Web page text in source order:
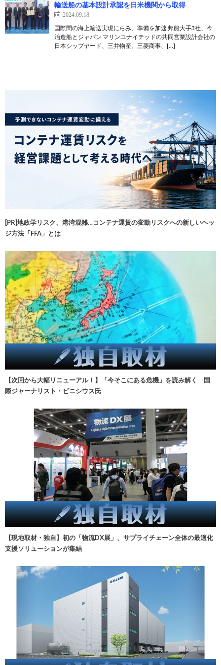
輸送船の基本設計承認を日米機関から取得
2024.09.18
国際間の海上輸送実現にらみ、準備を加速 邦船大手3社、今
治造船とジャパン マリンユナイテッドの共同営業設計会社の
日本シップヤード、三井物産、三菱商事、[…]
[PR]地政学リスク、港湾混雑…コンテナ運賃の変動リスクへの新しいヘッ
ジ方法「FFA」とは
【次回から大幅リニューアル！】「今そこにある危機」を読み解く 国
際ジャーナリスト・ビニシウス氏
【現地取材・独自】初の「物流DX展」、サプライチェーン全体の最適化
支援ソリューションが集結